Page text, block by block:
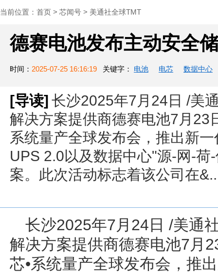
当前位置： 首页 > 芯闻号 > 美通社全球TMT
德赛电池发布主动安全
时间： 2025-07-25 16:16:19 关键字： 电池 电芯 数据中心
[导读] 长沙2025年7月24日 /美
解决方案提供商德赛电池7月23
系统量产全球发布会，推出新
UPS 2.0以及数据中心"源-网-
案。此次活动标志着该公司在
长沙2025年7月24日 /美通
解决方案提供商德赛电池7月
芯•系统量产全球发布会，推